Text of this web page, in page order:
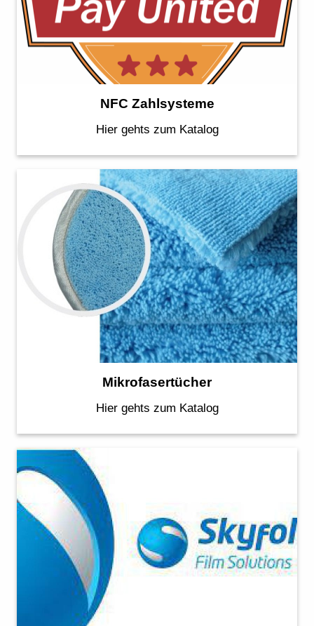
NFC Zahlsysteme
Hier gehts zum Katalog
Mikrofasertücher
Hier gehts zum Katalog